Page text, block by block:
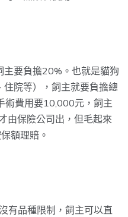
主要負擔20%。也就是貓狗
院等），飼主就要負擔總
術費用要10,000元，飼主
由保險公司出，但毛起來
額理賠。
有品種限制，飼主可以直